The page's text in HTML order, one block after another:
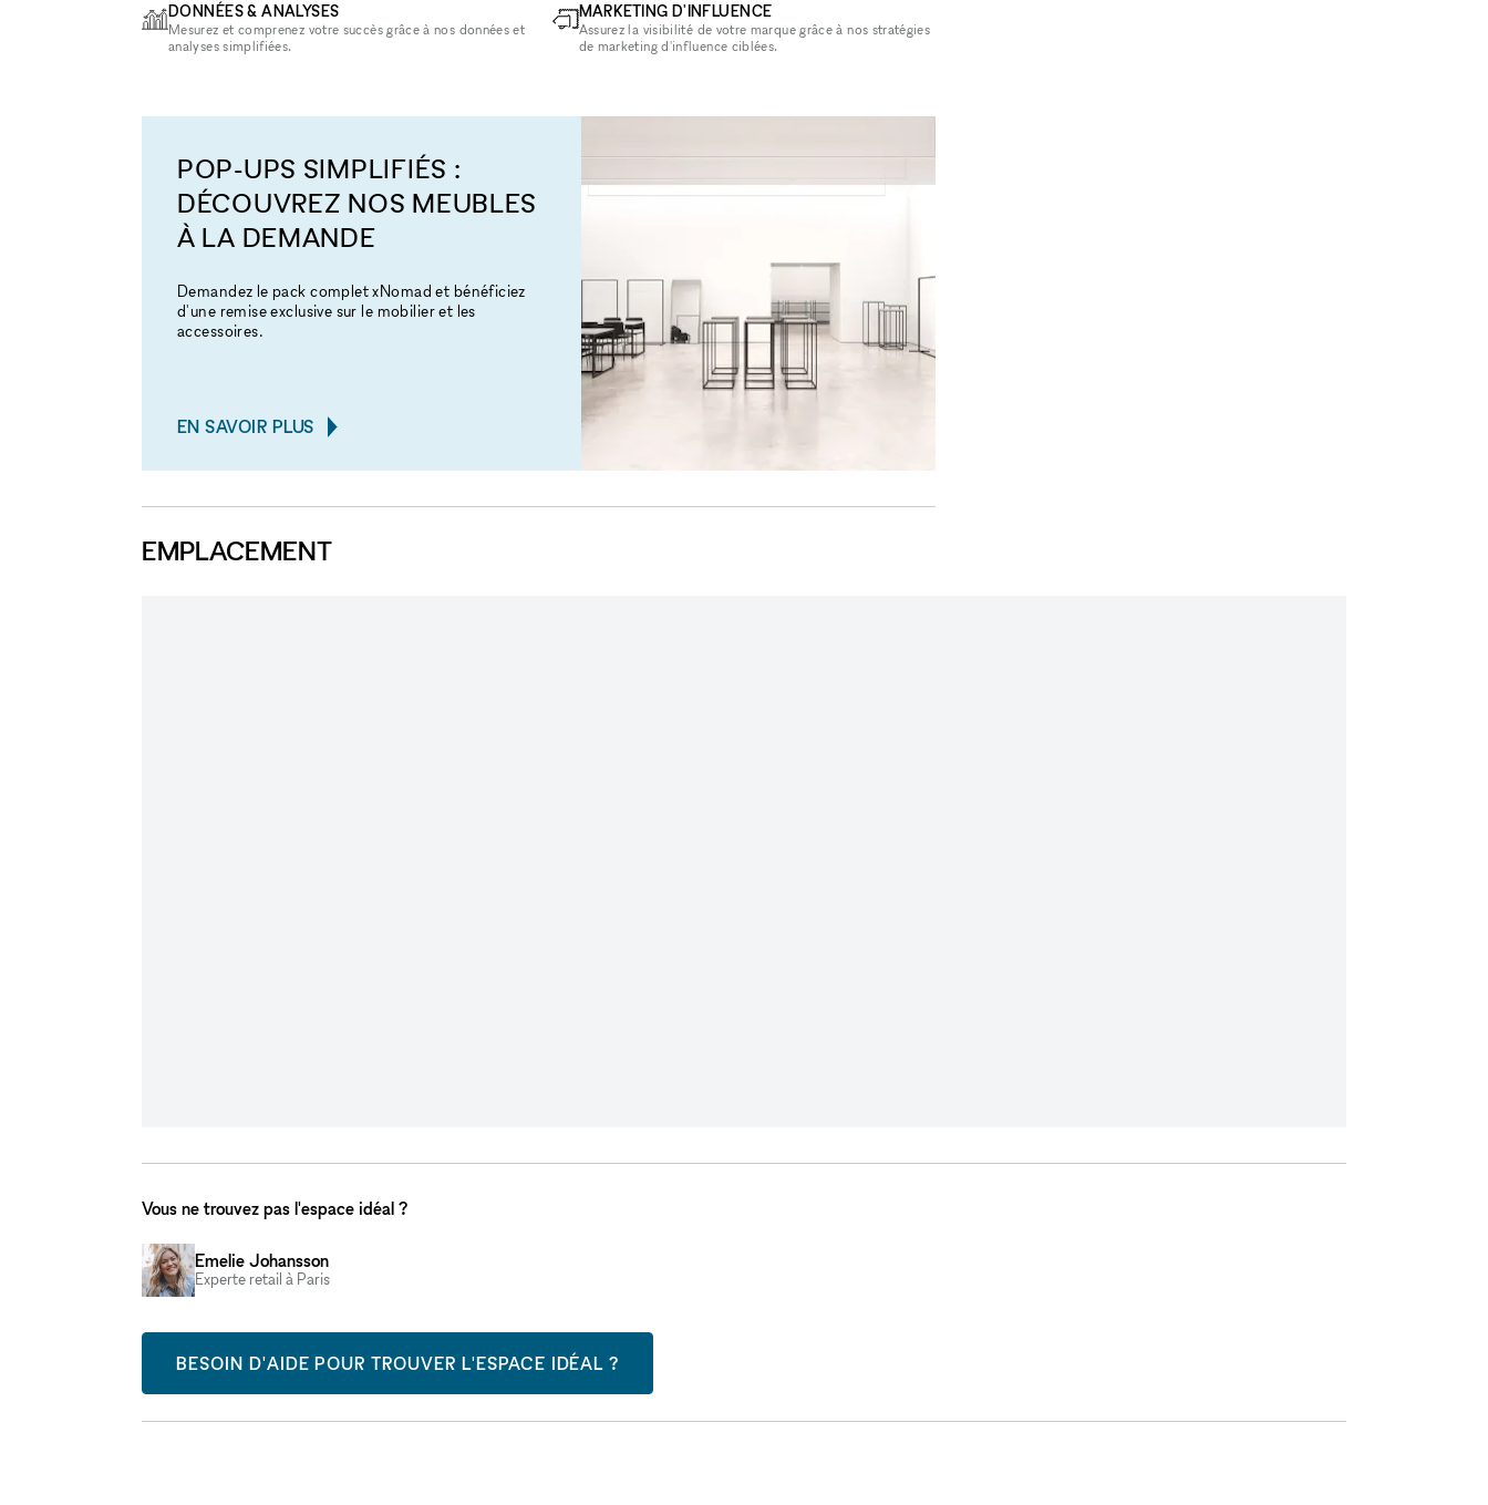
DONNÉES & ANALYSES
Mesurez et comprenez votre succès grâce à nos données et
analyses simplifiées.
MARKETING D'INFLUENCE
Assurez la visibilité de votre marque grâce à nos stratégies
de marketing d'influence ciblées.
POP-UPS SIMPLIFIÉS :
DÉCOUVREZ NOS MEUBLES
À LA DEMANDE
Demandez le pack complet xNomad et bénéficiez
d'une remise exclusive sur le mobilier et les
accessoires.
EN SAVOIR PLUS
EMPLACEMENT
Vous ne trouvez pas l'espace idéal ?
Emelie Johansson
Experte retail à Paris
BESOIN D'AIDE POUR TROUVER L'ESPACE IDÉAL ?